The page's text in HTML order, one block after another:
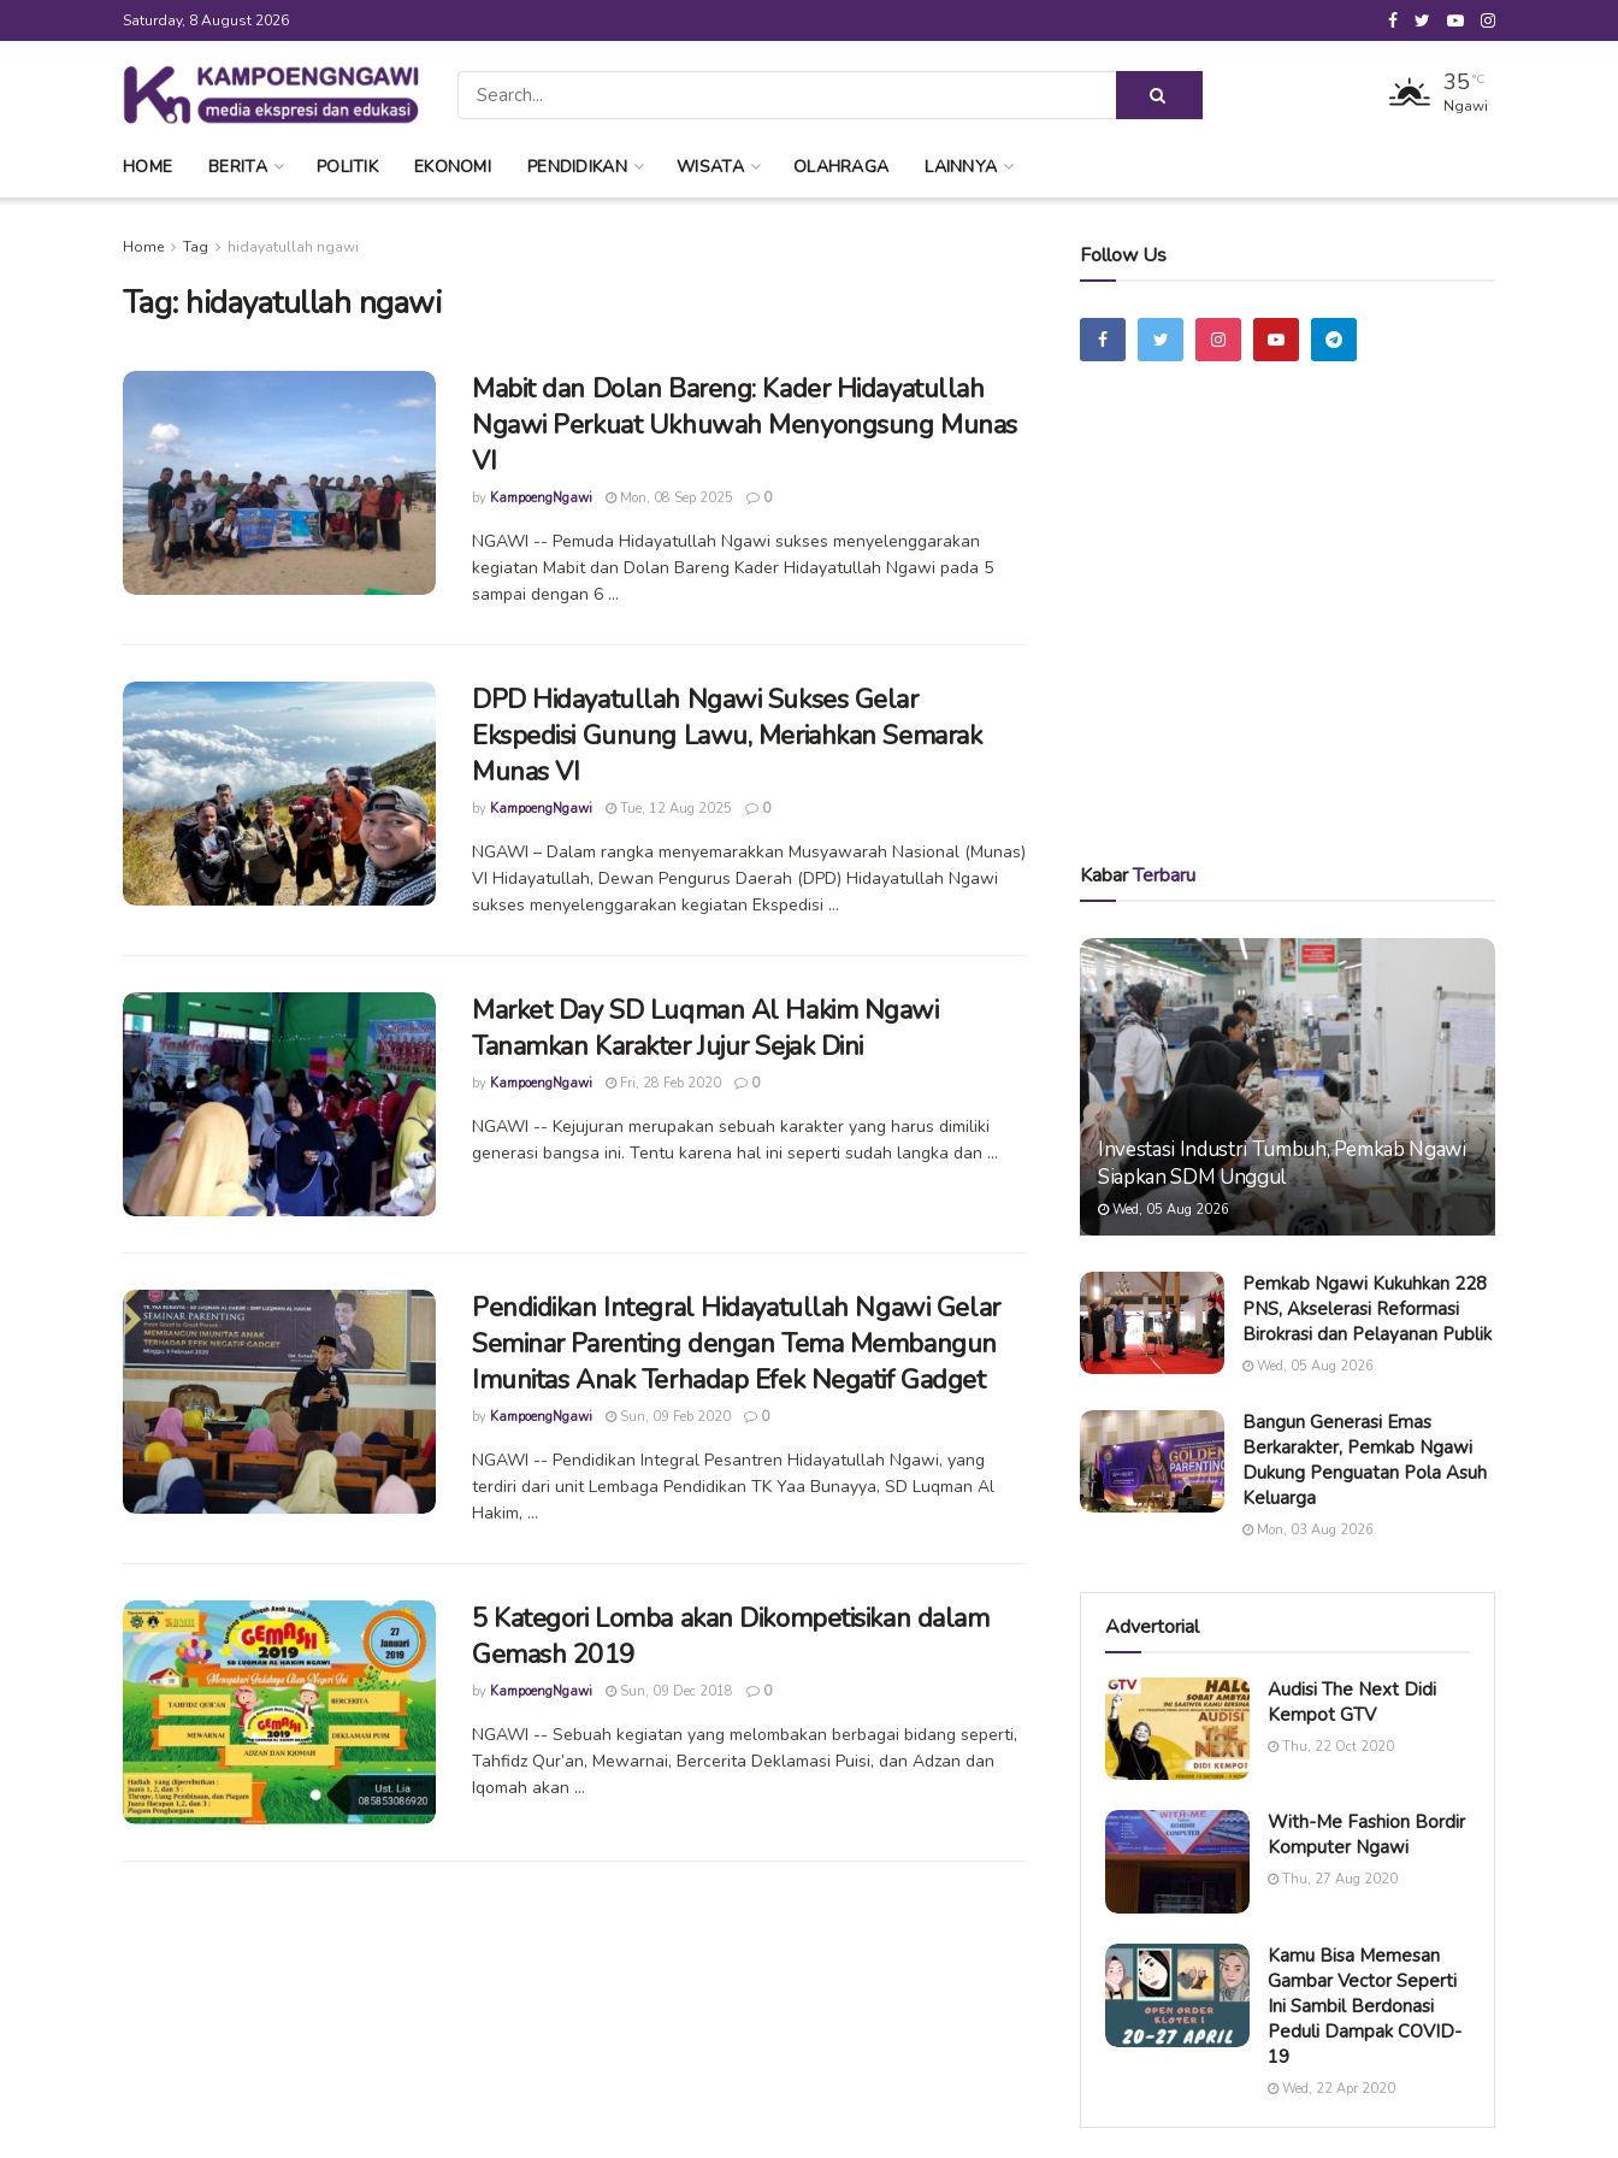
Saturday, 8 August 2026
35 °C
Ngawi
HOME BERITA POLITIK EKONOMI PENDIDIKAN WISATA OLAHRAGA LAINNYA
Home Tag hidayatullah ngawi
Tag: hidayatullah ngawi
Mabit dan Dolan Bareng: Kader Hidayatullah
Ngawi Perkuat Ukhuwah Menyongsung Munas
VI
by KampoengNgawi Mon, 08 Sep 2025 0
NGAWI -- Pemuda Hidayatullah Ngawi sukses menyelenggarakan
kegiatan Mabit dan Dolan Bareng Kader Hidayatullah Ngawi pada 5
sampai dengan 6 ...
DPD Hidayatullah Ngawi Sukses Gelar
Ekspedisi Gunung Lawu, Meriahkan Semarak
Munas VI
by KampoengNgawi Tue, 12 Aug 2025 0
NGAWI – Dalam rangka menyemarakkan Musyawarah Nasional (Munas)
VI Hidayatullah, Dewan Pengurus Daerah (DPD) Hidayatullah Ngawi
sukses menyelenggarakan kegiatan Ekspedisi ...
Market Day SD Luqman Al Hakim Ngawi
Tanamkan Karakter Jujur Sejak Dini
by KampoengNgawi Fri, 28 Feb 2020 0
NGAWI -- Kejujuran merupakan sebuah karakter yang harus dimiliki
generasi bangsa ini. Tentu karena hal ini seperti sudah langka dan ...
Pendidikan Integral Hidayatullah Ngawi Gelar
Seminar Parenting dengan Tema Membangun
Imunitas Anak Terhadap Efek Negatif Gadget
by KampoengNgawi Sun, 09 Feb 2020 0
NGAWI -- Pendidikan Integral Pesantren Hidayatullah Ngawi, yang
terdiri dari unit Lembaga Pendidikan TK Yaa Bunayya, SD Luqman Al
Hakim, ...
5 Kategori Lomba akan Dikompetisikan dalam
Gemash 2019
by KampoengNgawi Sun, 09 Dec 2018 0
NGAWI -- Sebuah kegiatan yang melombakan berbagai bidang seperti,
Tahfidz Qur’an, Mewarnai, Bercerita Deklamasi Puisi, dan Adzan dan
Iqomah akan ...
Follow Us
KabarTerbaru
Investasi Industri Tumbuh, Pemkab Ngawi
Siapkan SDM Unggul
Wed, 05 Aug 2026
Pemkab Ngawi Kukuhkan 228
PNS, Akselerasi Reformasi
Birokrasi dan Pelayanan Publik
Wed, 05 Aug 2026
Bangun Generasi Emas
Berkarakter, Pemkab Ngawi
Dukung Penguatan Pola Asuh
Keluarga
Mon, 03 Aug 2026
Advertorial
Audisi The Next Didi
Kempot GTV
Thu, 22 Oct 2020
With-Me Fashion Bordir
Komputer Ngawi
Thu, 27 Aug 2020
Kamu Bisa Memesan
Gambar Vector Seperti
Ini Sambil Berdonasi
Peduli Dampak COVID-
19
Wed, 22 Apr 2020